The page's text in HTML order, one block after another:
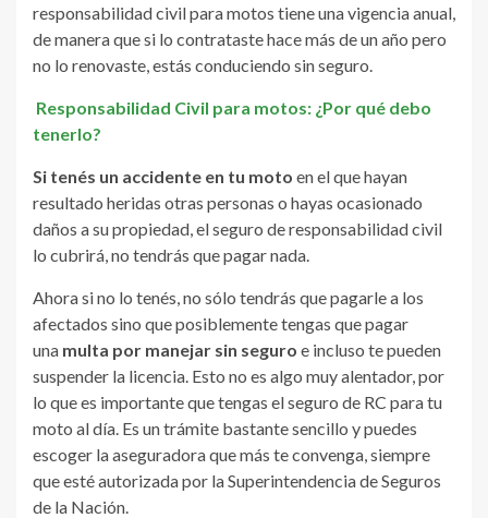
responsabilidad civil para motos tiene una vigencia anual,
de manera que si lo contrataste hace más de un año pero
no lo renovaste, estás conduciendo sin seguro.
Responsabilidad Civil para motos: ¿Por qué debo
tenerlo?
Si tenés un accidente en tu moto en el que hayan
resultado heridas otras personas o hayas ocasionado
daños a su propiedad, el seguro de responsabilidad civil
lo cubrirá, no tendrás que pagar nada.
Ahora si no lo tenés, no sólo tendrás que pagarle a los
afectados sino que posiblemente tengas que pagar
una multa por manejar sin seguro e incluso te pueden
suspender la licencia. Esto no es algo muy alentador, por
lo que es importante que tengas el seguro de RC para tu
moto al día. Es un trámite bastante sencillo y puedes
escoger la aseguradora que más te convenga, siempre
que esté autorizada por la Superintendencia de Seguros
de la Nación.